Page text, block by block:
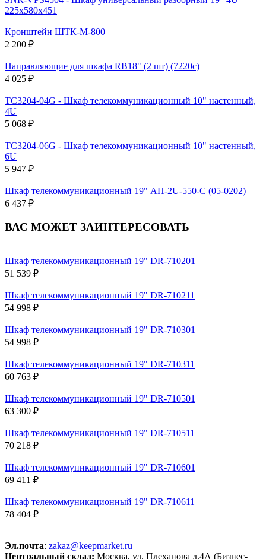
225x580x451
Кронштейн ШТК-М-800
2 200 ₽
Направляющие для шкафа RB18" (2 шт) (7220c)
4 025 ₽
TC3204-04G - Шкаф телекоммуникационный 10" настенный,
4U
5 068 ₽
TC3204-06G - Шкаф телекоммуникационный 10" настенный,
6U
5 947 ₽
Шкаф телекоммуникационный 19" АП-2U-550-С (05-0202)
6 437 ₽
ВАС МОЖЕТ ЗАИНТЕРЕСОВАТЬ
Шкаф телекоммуникационный 19" DR-710201
51 539 ₽
Шкаф телекоммуникационный 19" DR-710211
54 998 ₽
Шкаф телекоммуникационный 19" DR-710301
54 998 ₽
Шкаф телекоммуникационный 19" DR-710311
60 763 ₽
Шкаф телекоммуникационный 19" DR-710501
63 300 ₽
Шкаф телекоммуникационный 19" DR-710511
70 218 ₽
Шкаф телекоммуникационный 19" DR-710601
69 411 ₽
Шкаф телекоммуникационный 19" DR-710611
78 404 ₽
Эл.почта: zakaz@keepmarket.ru
Центральный склад: Москва, ул. Плеханова д.4А (Бизнес-